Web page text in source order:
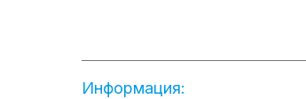
Информация: